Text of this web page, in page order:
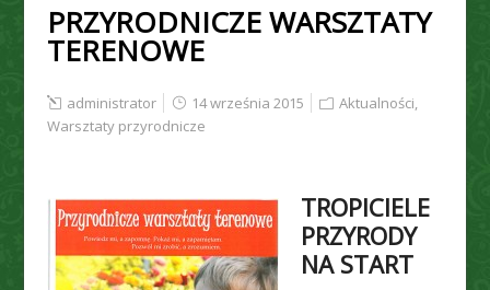
PRZYRODNICZE WARSZTATY
TERENOWE
administrator 14 września 2015 Aktualności
Warsztaty przyrodnicze
TROPICIELE
PRZYRODY
NA START